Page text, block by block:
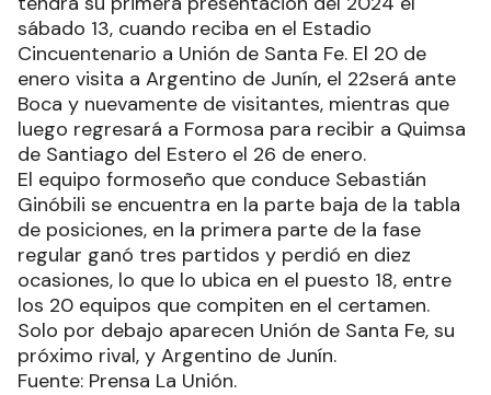
sábado 13, cuando reciba en el Estadio
Cincuentenario a Unión de Santa Fe. El 20 de
enero visita a Argentino de Junín, el 22será ante
Boca y nuevamente de visitantes, mientras que
luego regresará a Formosa para recibir a Quimsa
de Santiago del Estero el 26 de enero.
El equipo formoseño que conduce Sebastián
Ginóbili se encuentra en la parte baja de la tabla
de posiciones, en la primera parte de la fase
regular ganó tres partidos y perdió en diez
ocasiones, lo que lo ubica en el puesto 18, entre
los 20 equipos que compiten en el certamen.
Solo por debajo aparecen Unión de Santa Fe, su
próximo rival, y Argentino de Junín.
Fuente: Prensa La Unión.